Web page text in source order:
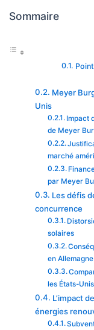
Sommaire
Meyer
Unis
Impact
de Meyer
marché
par Meyer
Les défis
concurrence
solaires
en Allemagne
les États-Unis
L’impact
énergies